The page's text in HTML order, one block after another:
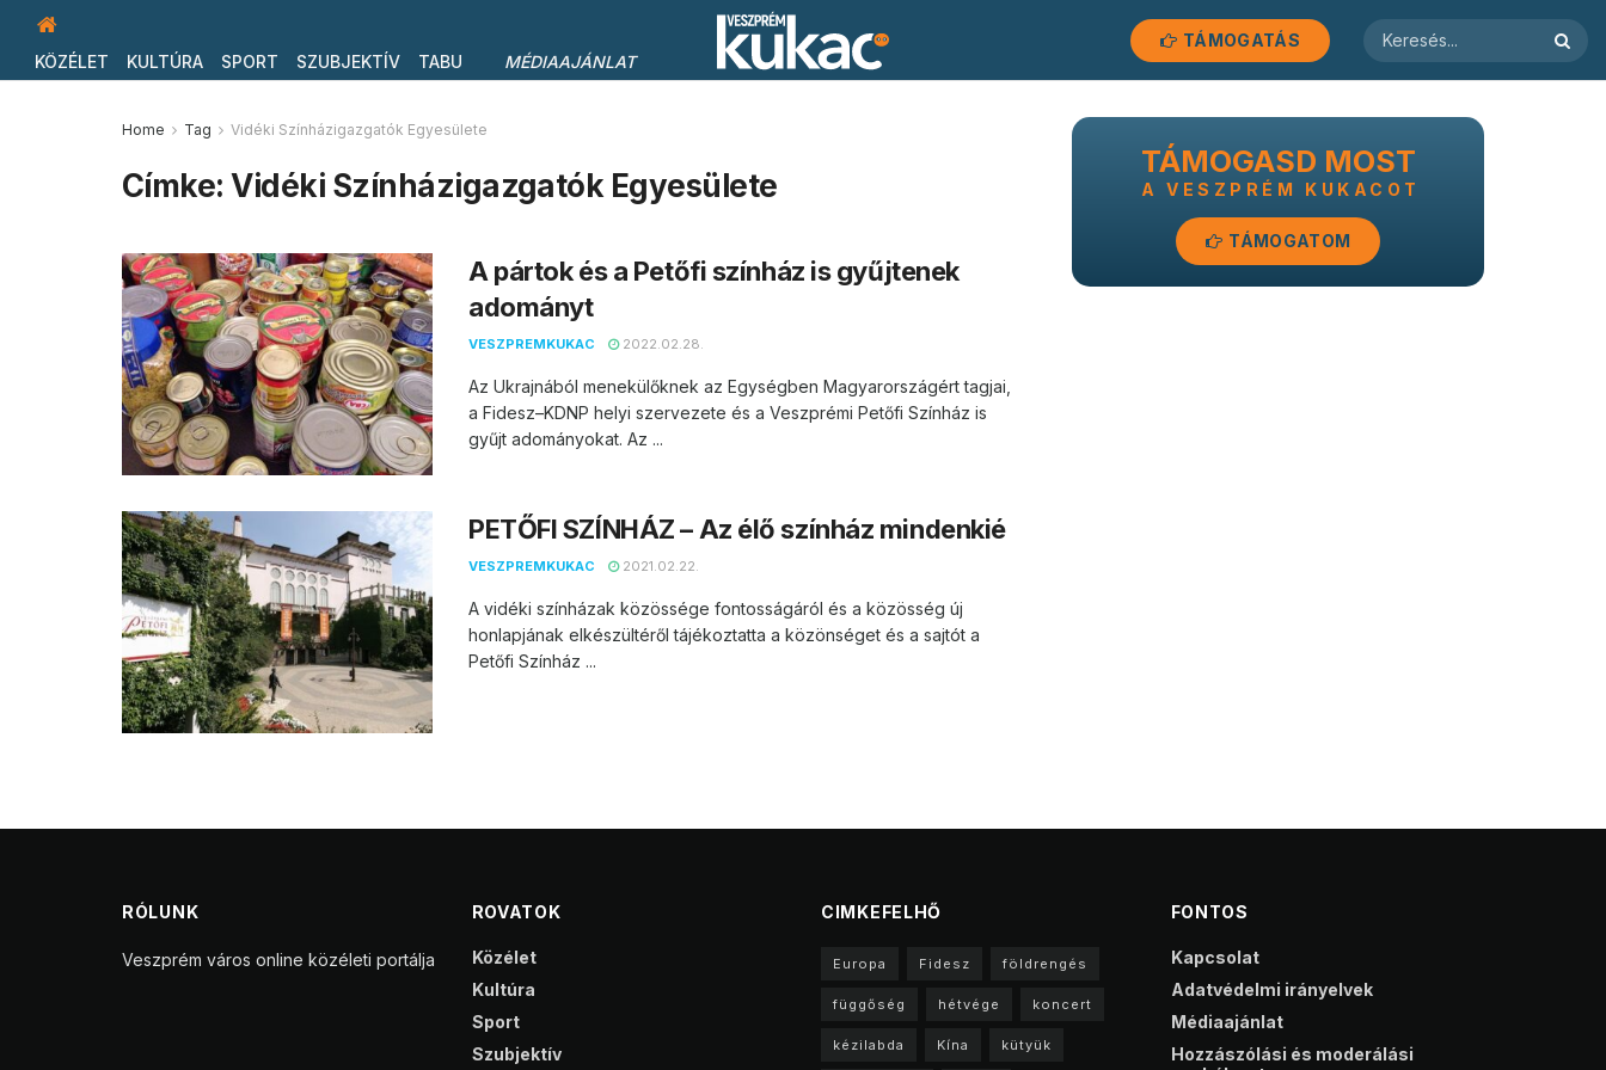
KÖZÉLET KULTÚRA SPORT SZUBJEKTÍV TABU MÉDIAAJÁNLAT
TÁMOGATÁS
Home Tag Vidéki Színházigazgatók Egyesülete
Címke:Vidéki Színházigazgatók Egyesülete
A pártok és a Petőfi színház is gyűjtenek
adományt
VESZPREMKUKAC 2022.02.28.
Az Ukrajnából menekülőknek az Egységben Magyarországért tagjai,
a Fidesz–KDNP helyi szervezete és a Veszprémi Petőfi Színház is
gyűjt adományokat. Az ...
PETŐFI SZÍNHÁZ – Az élő színház mindenkié
VESZPREMKUKAC 2021.02.22.
A vidéki színházak közössége fontosságáról és a közösség új
honlapjának elkészültéről tájékoztatta a közönséget és a sajtót a
Petőfi Színház ...
TÁMOGASD MOST
A VESZPRÉM KUKACOT
TÁMOGATOM
RÓLUNK
Veszprém város online közéleti portálja
ROVATOK
Közélet
Kultúra
Sport
Szubjektív
CIMKEFELHŐ
Europa Fidesz földrengés
függőség hétvége koncert
kézilabda Kína kütyük
FONTOS
Kapcsolat
Adatvédelmi irányelvek
Médiaajánlat
Hozzászólási és moderálási